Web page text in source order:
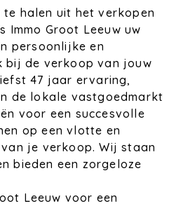
te halen uit het verkopen
Immo Groot Leeuw uw
persoonlijke en
bij de verkoop van jouw
47 jaar ervaring,
de lokale vastgoedmarkt
voor een succesvolle
op een vlotte en
je verkoop. Wij staan
bieden een zorgeloze
Leeuw voor een